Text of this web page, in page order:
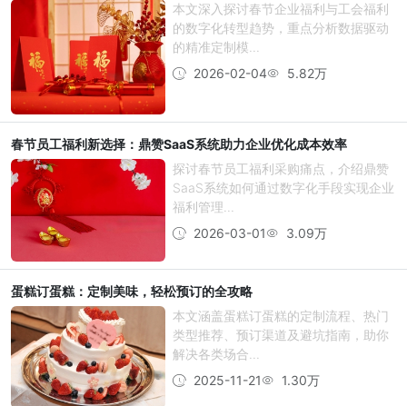
本文深入探讨春节企业福利与工会福利
的数字化转型趋势，重点分析数据驱动
的精准定制模...
2026-02-04
5.82万
春节员工福利新选择：鼎赞SaaS系统助力企业优化成本效率
探讨春节员工福利采购痛点，介绍鼎赞
SaaS系统如何通过数字化手段实现企业
福利管理...
2026-03-01
3.09万
蛋糕订蛋糕：定制美味，轻松预订的全攻略
本文涵盖蛋糕订蛋糕的定制流程、热门
类型推荐、预订渠道及避坑指南，助你
解决各类场合...
2025-11-21
1.30万